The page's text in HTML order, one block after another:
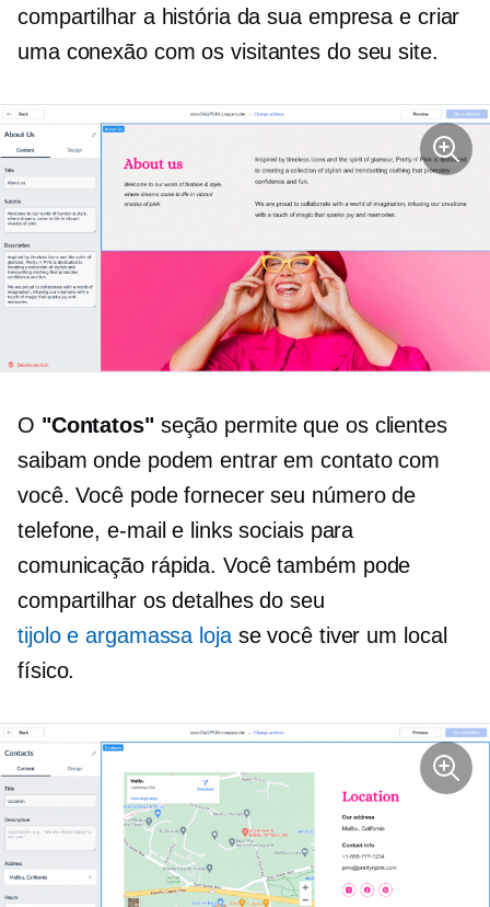
compartilhar a história da sua empresa e criar
uma conexão com os visitantes do seu site.
O "Contatos"seção permite que os clientes
saibam onde podem entrar em contato com
você. Você pode fornecer seu número de
telefone, e-mail e links sociais para
comunicação rápida. Você também pode
compartilhar os detalhes do seu
tijolo e argamassa lojase você tiver um local
físico.